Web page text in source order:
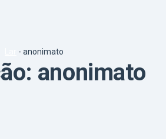
- anonimato
anonimato